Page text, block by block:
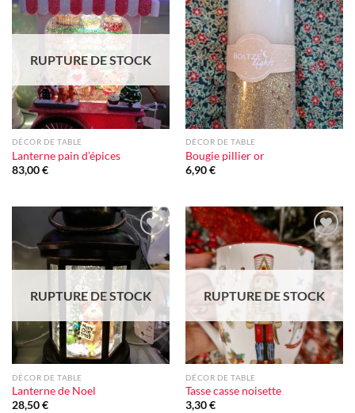
Ajouter
à la liste
d'envie
RUPTURE DE STOCK
DÉCOR DE TABLE
Lanterne pain d’épices
83,00€
Ajouter
à la liste
d'envie
DÉCOR DE TABLE
Bougie pillier or
6,90€
Ajouter
à la liste
d'envie
RUPTURE DE STOCK
DÉCOR DE TABLE
Lanterne de Noel
28,50€
Ajouter
à la liste
d'envie
RUPTURE DE STOCK
DÉCOR DE TABLE
Tasse casse noisette
3,30€